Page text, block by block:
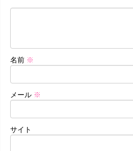
名前 ※
メール ※
サイト